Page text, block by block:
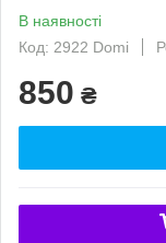
В наявності
Код: 2922 Domi
850 ₴